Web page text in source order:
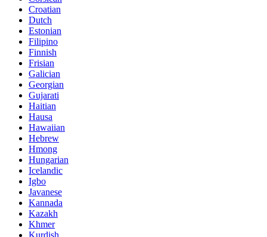
Croatian
Dutch
Estonian
Filipino
Finnish
Frisian
Galician
Georgian
Gujarati
Haitian
Hausa
Hawaiian
Hebrew
Hmong
Hungarian
Icelandic
Igbo
Javanese
Kannada
Kazakh
Khmer
Kurdish